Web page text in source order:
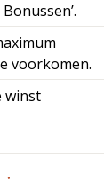
voorkomen.
winst